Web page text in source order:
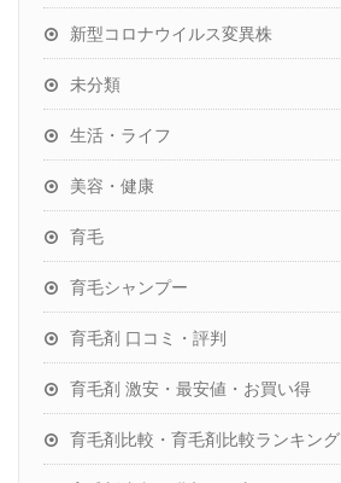
新型コロナウイルス変異株
未分類
生活・ライフ
美容・健康
育毛
育毛シャンプー
育毛剤 口コミ・評判
育毛剤 激安・最安値・お買い得
育毛剤比較・育毛剤比較ランキング